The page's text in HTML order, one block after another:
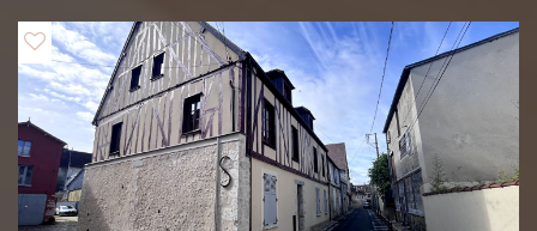
https://www.georisques.gouv.fr/